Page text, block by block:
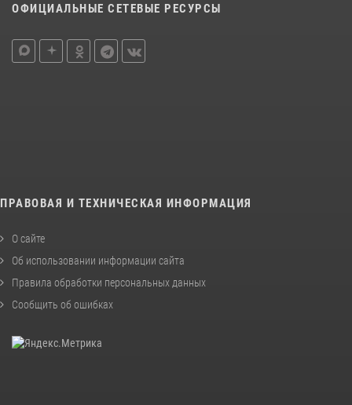
ОФИЦИАЛЬНЫЕ СЕТЕВЫЕ РЕСУРСЫ
ПРАВОВАЯ И ТЕХНИЧЕСКАЯ ИНФОРМАЦИЯ
О сайте
Об использовании информации сайта
Правила обработки персональных данных
Сообщить об ошибках